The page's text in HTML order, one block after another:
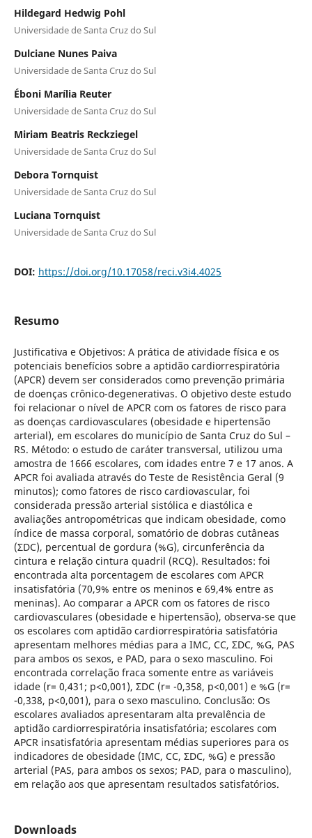
Hildegard Hedwig Pohl
Universidade de Santa Cruz do Sul
Dulciane Nunes Paiva
Universidade de Santa Cruz do Sul
Éboni Marília Reuter
Universidade de Santa Cruz do Sul
Miriam Beatris Reckziegel
Universidade de Santa Cruz do Sul
Debora Tornquist
Universidade de Santa Cruz do Sul
Luciana Tornquist
Universidade de Santa Cruz do Sul
DOI: https://doi.org/10.17058/reci.v3i4.4025
Resumo
Justificativa e Objetivos: A prática de atividade física e os
potenciais benefícios sobre a aptidão cardiorrespiratória
(APCR) devem ser considerados como prevenção primária
de doenças crônico-degenerativas. O objetivo deste estudo
foi relacionar o nível de APCR com os fatores de risco para
as doenças cardiovasculares (obesidade e hipertensão
arterial), em escolares do município de Santa Cruz do Sul –
RS. Método: o estudo de caráter transversal, utilizou uma
amostra de 1666 escolares, com idades entre 7 e 17 anos. A
APCR foi avaliada através do Teste de Resistência Geral (9
minutos); como fatores de risco cardiovascular, foi
considerada pressão arterial sistólica e diastólica e
avaliações antropométricas que indicam obesidade, como
índice de massa corporal, somatório de dobras cutâneas
(ΣDC), percentual de gordura (%G), circunferência da
cintura e relação cintura quadril (RCQ). Resultados: foi
encontrada alta porcentagem de escolares com APCR
insatisfatória (70,9% entre os meninos e 69,4% entre as
meninas). Ao comparar a APCR com os fatores de risco
cardiovasculares (obesidade e hipertensão), observa-se que
os escolares com aptidão cardiorrespiratória satisfatória
apresentam melhores médias para a IMC, CC, ΣDC, %G, PAS
para ambos os sexos, e PAD, para o sexo masculino. Foi
encontrada correlação fraca somente entre as variáveis
idade (r= 0,431; p<0,001), ΣDC (r= -0,358, p<0,001) e %G (r=
-0,338, p<0,001), para o sexo masculino. Conclusão: Os
escolares avaliados apresentaram alta prevalência de
aptidão cardiorrespiratória insatisfatória; escolares com
APCR insatisfatória apresentam médias superiores para os
indicadores de obesidade (IMC, CC, ΣDC, %G) e pressão
arterial (PAS, para ambos os sexos; PAD, para o masculino),
em relação aos que apresentam resultados satisfatórios.
Downloads